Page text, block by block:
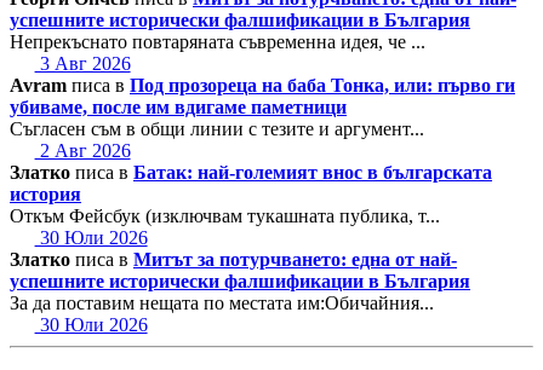
успешните исторически фалшификации в България
Непрекъснато повтаряната съвременна идея, че ...
3 Авг 2026
Avram писа в Под прозореца на баба Тонка, или: първо ги
убиваме, после им вдигаме паметници
Съгласен съм в общи линии с тезите и аргумент...
2 Авг 2026
Златко писа в Батак: най-големият внос в българската
история
Откъм Фейсбук (изключвам тукашната публика, т...
30 Юли 2026
Златко писа в Митът за потурчването: една от най-
успешните исторически фалшификации в България
За да поставим нещата по местата им:Обичайния...
30 Юли 2026